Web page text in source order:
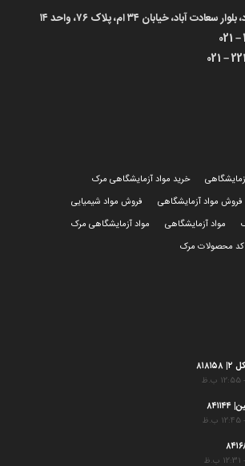
آباد، خیابان ۳۴ ام، پلاک ۷۶، واحد ۱۴
خرید مواد آزمایشگاهی مرک
فروش مواد آزمایشگاهی
فروش مواد شیمیایی
مواد آزمایشگاهی
مواد آزمایشگاهی مرک
کد محصولات مرک